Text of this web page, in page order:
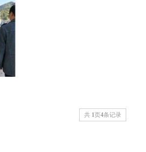
共 1页4条记录